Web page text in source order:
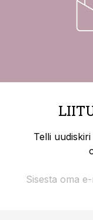
Telli